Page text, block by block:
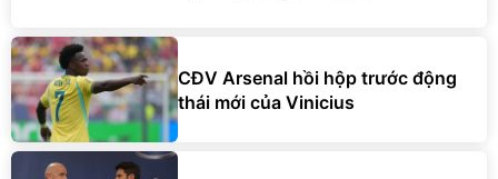
CĐV Arsenal hồi hộp trước động
thái mới của Vinicius